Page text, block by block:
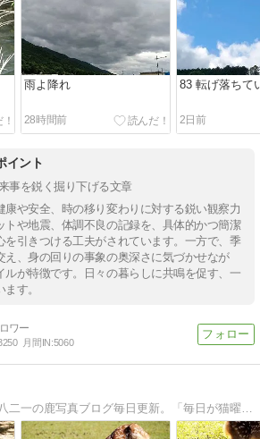
雨よ降れ
28時間前
83 転げ落ちて
2日前
イント
事を鋭く掘り下げる文章
康や安全、時の移り変わりに対する鋭い観察力
トや地震、体調不良の記録を、具体的かつ簡潔
を引きつける工夫がされています。一方で、季
え、身の回りの事象の奥深さに気づかせなが
ルが特徴です。日々の暮らしに共鳴を促す、一
す。
月間IN:5060
プロカメラマン・八二一の鹿写真ブログ毎日更新。「毎日が猫曜日」「はっちゃん日記」も毎日更新。